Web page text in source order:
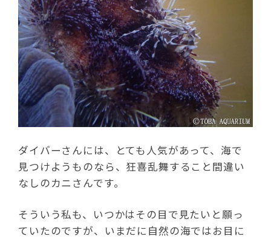
ダイバーさんには、とても人気があって、海で
見つけようものなら、狂喜乱舞すること間違い
なしのカニさんです。
そういう私も、いつかはその目で見たいと願っ
ていたのですが、いまだに自然の海ではお目に